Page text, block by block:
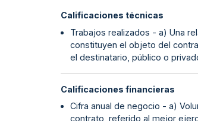
Calificaciones técnicas
Trabajos realizados - a) Una
constituyen el objeto del
el destinatario, público o
Calificaciones financieras
Cifra anual de negocio - a)
contrato, referido al mejor